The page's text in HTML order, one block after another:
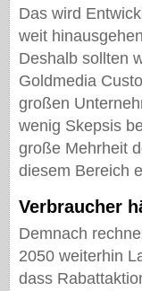
Das wird
weit
Deshalb sollten
Goldmedia
großen
wenig Skepsis
große Mehrheit
diesem Bereich
Verbraucher
Demnach
2050 weiterhin
dass